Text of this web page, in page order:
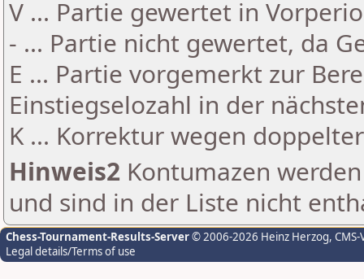
V ... Partie gewertet in
- ... Partie nicht gewertet, da
E ... Partie vorgemerkt zur
Einstiegselozahl in der
K ... Korrektur wegen
Hinweis2 Kontumazen
und sind in der Liste nicht
Chess-Tournament-Results-Server© 2006-2026 Heinz Herzog,
Legal details/Terms of use